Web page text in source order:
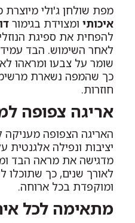
מפת שולחן ג'ולי מיוצרת
איכותי ומצוידת בגימור
להפחית את ספיגת
לאחר השימוש. הבד עמיד
שומר על צבעו ומראהו
כך שהמפה נשארת
חוזרות.
אריגה צפופה
האריגה הצפופה
יציבות ונפילה אלגנטית
מדגישה את מראה הבד
לאורך שנים, כך שתוכלו
ומוקפדת בכל ארוחה.
מתאימה לכל